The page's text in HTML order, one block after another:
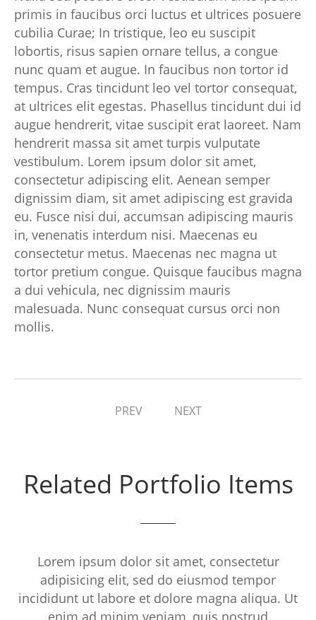
primis in faucibus orci luctus et ultrices posuere
cubilia Curae; In tristique, leo eu suscipit
lobortis, risus sapien ornare tellus, a congue
nunc quam et augue. In faucibus non tortor id
tempus. Cras tincidunt leo vel tortor consequat,
at ultrices elit egestas. Phasellus tincidunt dui id
augue hendrerit, vitae suscipit erat laoreet. Nam
hendrerit massa sit amet turpis vulputate
vestibulum. Lorem ipsum dolor sit amet,
consectetur adipiscing elit. Aenean semper
dignissim diam, sit amet adipiscing est gravida
eu. Fusce nisi dui, accumsan adipiscing mauris
in, venenatis interdum nisi. Maecenas eu
consectetur metus. Maecenas nec magna ut
tortor pretium congue. Quisque faucibus magna
a dui vehicula, nec dignissim mauris
malesuada. Nunc consequat cursus orci non
mollis.
PREV NEXT
Related Portfolio Items
Lorem ipsum dolor sit amet, consectetur
adipisicing elit, sed do eiusmod tempor
incididunt ut labore et dolore magna aliqua. Ut
enim ad minim veniam, quis nostrud